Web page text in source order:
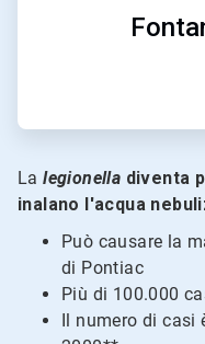
Lalegionella diventa
inalano l'acqua
Può causare la
di Pontiac
Più di 100.000
Il numero di casi